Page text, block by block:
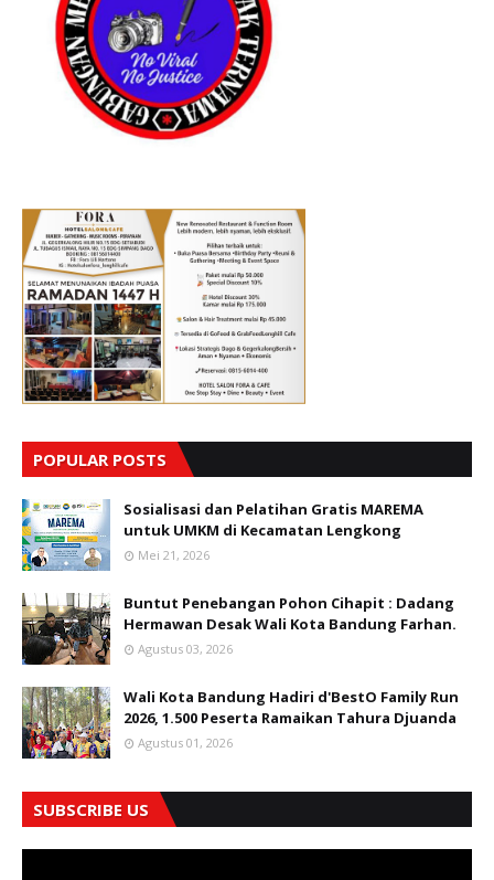
POPULAR POSTS
Sosialisasi dan Pelatihan Gratis MAREMA
untuk UMKM di Kecamatan Lengkong
Mei 21, 2026
Buntut Penebangan Pohon Cihapit : Dadang
Hermawan Desak Wali Kota Bandung Farhan.
Agustus 03, 2026
Wali Kota Bandung Hadiri d'BestO Family Run
2026, 1.500 Peserta Ramaikan Tahura Djuanda
Agustus 01, 2026
SUBSCRIBE US